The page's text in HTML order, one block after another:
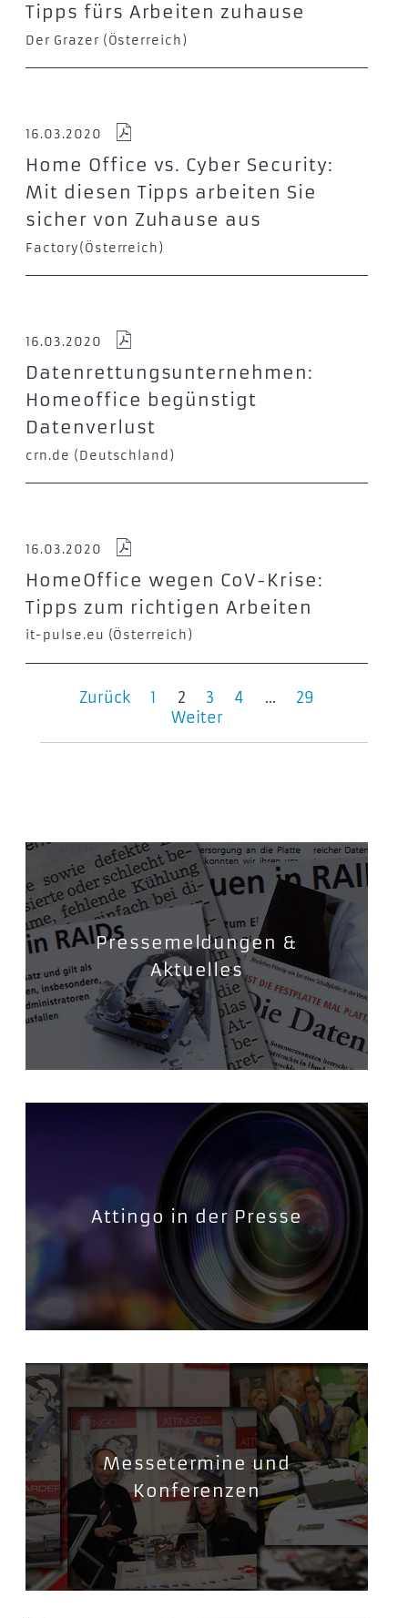
Tipps fürs Arbeiten zuhause
Der Grazer (Österreich)
16.03.2020
Home Office vs. Cyber Security:
Mit diesen Tipps arbeiten Sie
sicher von Zuhause aus
Factory(Österreich)
16.03.2020
Datenrettungsunternehmen:
Homeoffice begünstigt
Datenverlust
crn.de (Deutschland)
16.03.2020
HomeOffice wegen CoV-Krise:
Tipps zum richtigen Arbeiten
it-pulse.eu (Österreich)
Zurück 1 2 3 4 ...
29
Weiter
Pressemeldungen &
Aktuelles
Attingo in der Presse
Messetermine und
Konferenzen